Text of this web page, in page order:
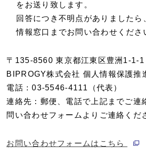
をお送り致します。
回答につき不明点がありましたら
情報窓口までお問い合わせくださ
〒135-8560 東京都江東区豊洲1-1-1
BIPROGY株式会社 個人情報保護推
電話：03-5546-4111（代表）
連絡先：郵便、電話で上記までご連
問い合わせフォームよりご連絡くだ
お問い合わせフォームはこちら 別